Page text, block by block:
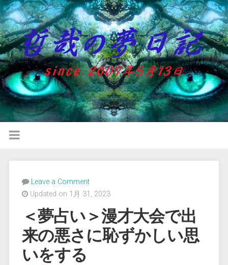
Leave a Comment
Updated on 1月 31, 2023
＜夢占い＞漫才大会で出
来の悪さに恥ずかしい思
いをする